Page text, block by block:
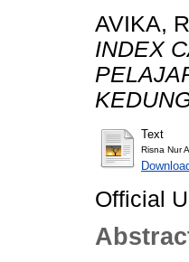
AVIKA,
INDEX
Text
Risna Nur
Official